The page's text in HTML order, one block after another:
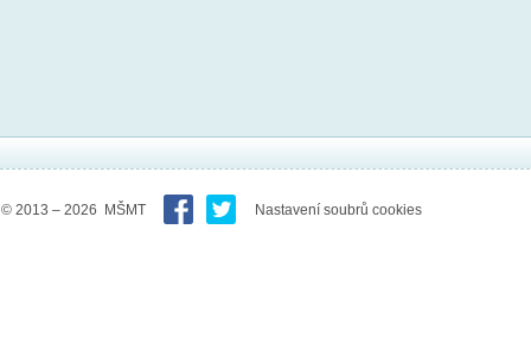
© 2013 – 2026 MŠMT Nastavení soubrů cookies